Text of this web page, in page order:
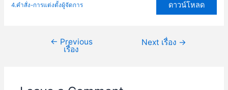
4.คำสั่ง-การแต่งตั้งผู้จัดการ ดาวน์โหลด
← Previous
เรื่อง
Next เรื่อง →